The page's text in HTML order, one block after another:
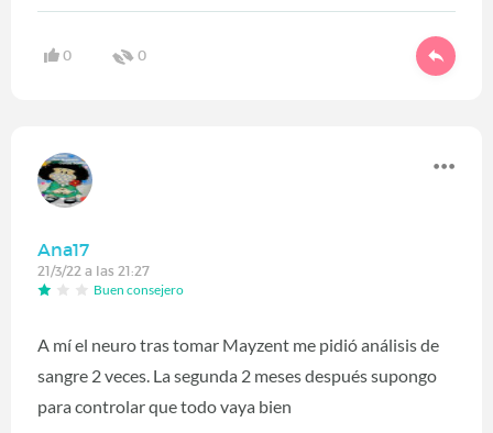
0 0
Ana17
21/3/22 a las 21:27
Buen consejero
A mí el neuro tras tomar Mayzent me pidió análisis de
sangre 2 veces. La segunda 2 meses después supongo
para controlar que todo vaya bien